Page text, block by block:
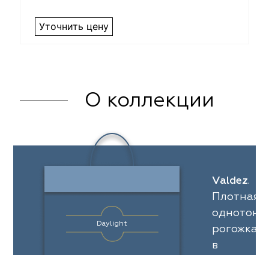
Уточнить цену
О коллекции
Daylight
Valdez.
Плотная
рогожка
в